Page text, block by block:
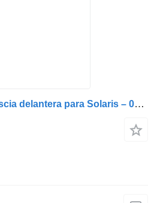
Carcasă Far Stânga fascia delantera para Solaris – 0000-036-624, 1503-119-000, 1503-120-000, 1503-194-030, 1503-152-972, 1503-191-047 camión